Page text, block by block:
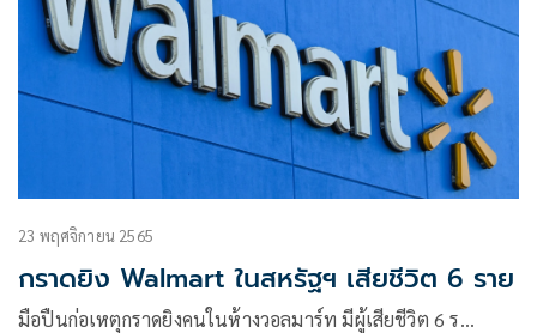
23 พฤศจิกายน 2565
กราดยิง Walmart ในสหรัฐฯ เสียชีวิต 6 ราย
มือปืนก่อเหตุกราดยิงคนในห้างวอลมาร์ท มีผู้เสียชีวิต 6 ร…